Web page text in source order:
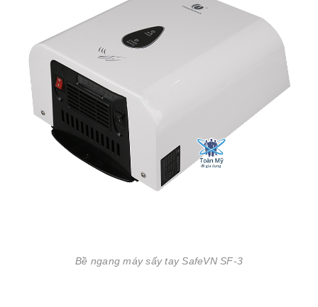
Bề ngang máy sấy tay SafeVN SF-3